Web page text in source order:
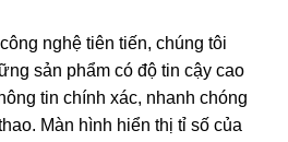
nghệ tiên tiến, chúng tôi
sản phẩm có độ tin cậy cao
tin chính xác, nhanh chóng
Màn hình hiển thị tỉ số của